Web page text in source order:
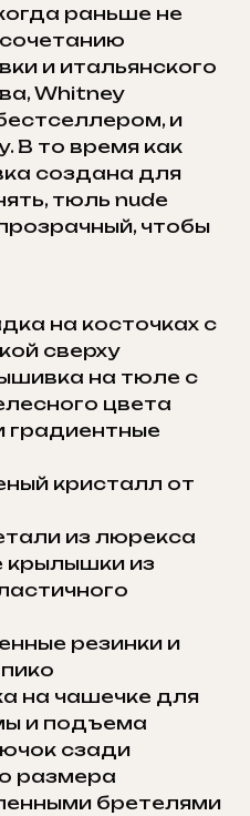
раньше не
и итальянского
Whitney
и
В то время как
создана для
тюль nude
чтобы
на косточках с
сверху
на тюле с
цвета
градиентные
кристалл от
из люрекса
крылышки из
резинки и
на чашечке для
и подъема
сзади
размера
бретелями